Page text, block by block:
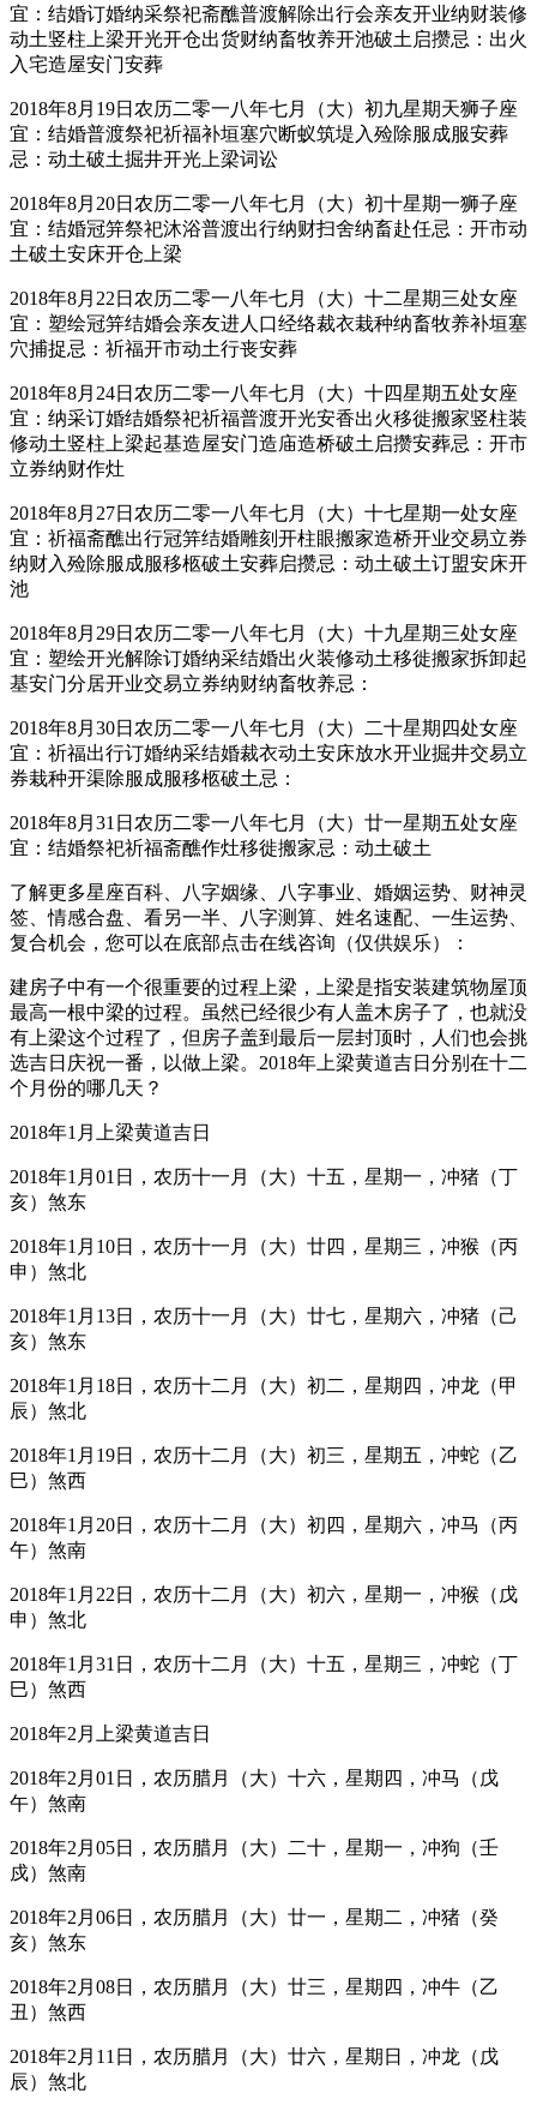
宜：结婚订婚纳采祭祀斋醮普渡解除出行会亲友开业纳财装修
动土竖柱上梁开光开仓出货财纳畜牧养开池破土启攒忌：出火
入宅造屋安门安葬
2018年8月19日农历二零一八年七月（大）初九星期天狮子座
宜：结婚普渡祭祀祈福补垣塞穴断蚁筑堤入殓除服成服安葬
忌：动土破土掘井开光上梁词讼
2018年8月20日农历二零一八年七月（大）初十星期一狮子座
宜：结婚冠笄祭祀沐浴普渡出行纳财扫舍纳畜赴任忌：开市动
土破土安床开仓上梁
2018年8月22日农历二零一八年七月（大）十二星期三处女座
宜：塑绘冠笄结婚会亲友进人口经络裁衣栽种纳畜牧养补垣塞
穴捕捉忌：祈福开市动土行丧安葬
2018年8月24日农历二零一八年七月（大）十四星期五处女座
宜：纳采订婚结婚祭祀祈福普渡开光安香出火移徙搬家竖柱装
修动土竖柱上梁起基造屋安门造庙造桥破土启攒安葬忌：开市
立券纳财作灶
2018年8月27日农历二零一八年七月（大）十七星期一处女座
宜：祈福斋醮出行冠笄结婚雕刻开柱眼搬家造桥开业交易立券
纳财入殓除服成服移柩破土安葬启攒忌：动土破土订盟安床开
池
2018年8月29日农历二零一八年七月（大）十九星期三处女座
宜：塑绘开光解除订婚纳采结婚出火装修动土移徙搬家拆卸起
基安门分居开业交易立券纳财纳畜牧养忌：
2018年8月30日农历二零一八年七月（大）二十星期四处女座
宜：祈福出行订婚纳采结婚裁衣动土安床放水开业掘井交易立
券栽种开渠除服成服移柩破土忌：
2018年8月31日农历二零一八年七月（大）廿一星期五处女座
宜：结婚祭祀祈福斋醮作灶移徙搬家忌：动土破土
了解更多星座百科、八字姻缘、八字事业、婚姻运势、财神灵
签、情感合盘、看另一半、八字测算、姓名速配、一生运势、
复合机会，您可以在底部点击在线咨询（仅供娱乐）：
建房子中有一个很重要的过程上梁，上梁是指安装建筑物屋顶
最高一根中梁的过程。虽然已经很少有人盖木房子了，也就没
有上梁这个过程了，但房子盖到最后一层封顶时，人们也会挑
选吉日庆祝一番，以做上梁。2018年上梁黄道吉日分别在十二
个月份的哪几天？
2018年1月上梁黄道吉日
2018年1月01日，农历十一月（大）十五，星期一，冲猪（丁
亥）煞东
2018年1月10日，农历十一月（大）廿四，星期三，冲猴（丙
申）煞北
2018年1月13日，农历十一月（大）廿七，星期六，冲猪（己
亥）煞东
2018年1月18日，农历十二月（大）初二，星期四，冲龙（甲
辰）煞北
2018年1月19日，农历十二月（大）初三，星期五，冲蛇（乙
巳）煞西
2018年1月20日，农历十二月（大）初四，星期六，冲马（丙
午）煞南
2018年1月22日，农历十二月（大）初六，星期一，冲猴（戊
申）煞北
2018年1月31日，农历十二月（大）十五，星期三，冲蛇（丁
巳）煞西
2018年2月上梁黄道吉日
2018年2月01日，农历腊月（大）十六，星期四，冲马（戊
午）煞南
2018年2月05日，农历腊月（大）二十，星期一，冲狗（壬
戍）煞南
2018年2月06日，农历腊月（大）廿一，星期二，冲猪（癸
亥）煞东
2018年2月08日，农历腊月（大）廿三，星期四，冲牛（乙
丑）煞西
2018年2月11日，农历腊月（大）廿六，星期日，冲龙（戊
辰）煞北